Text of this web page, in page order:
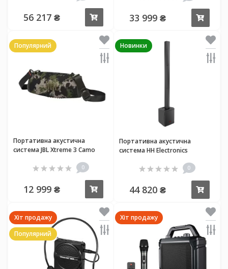
56 217 ₴ 33 999 ₴
Популярний
Портативна акустична
система JBL Xtreme 3 Camo
0
12 999 ₴
Новинки
Портативна акустична
система HH Electronics
0
44 820 ₴
Хіт продажу
Популярний
Хіт продажу